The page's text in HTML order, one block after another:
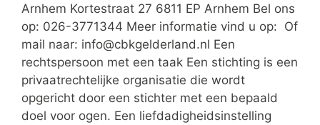
Arnhem Kortestraat 27 6811 EP Arnhem Bel ons
op: 026-3771344 Meer informatie vind u op: Of
mail naar: info@cbkgelderland.nl Een
rechtspersoon met een taak Een stichting is een
privaatrechtelijke organisatie die wordt
opgericht door een stichter met een bepaald
doel voor ogen. Een liefdadigheidsinstelling